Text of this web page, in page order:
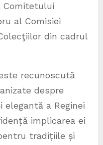
Comitetului
al Comisiei
din cadrul
recunoscută
despre
a Reginei
implicarea ei
tradițiile și